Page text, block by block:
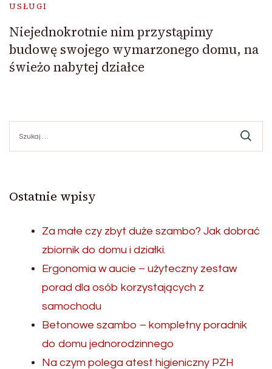
USŁUGI
Niejednokrotnie nim przystąpimy
budowę swojego wymarzonego domu, na
świeżo nabytej działce
Ostatnie wpisy
Za małe czy zbyt duże szambo? Jak dobrać
zbiornik do domu i działki.
Ergonomia w aucie – użyteczny zestaw
porad dla osób korzystających z
samochodu
Betonowe szambo – kompletny poradnik
do domu jednorodzinnego
Na czym polega atest higieniczny PZH